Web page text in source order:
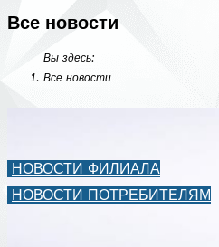
Все новости
Вы здесь:
Все новости
НОВОСТИ ФИЛИАЛА
НОВОСТИ ПОТРЕБИТЕЛЯМ